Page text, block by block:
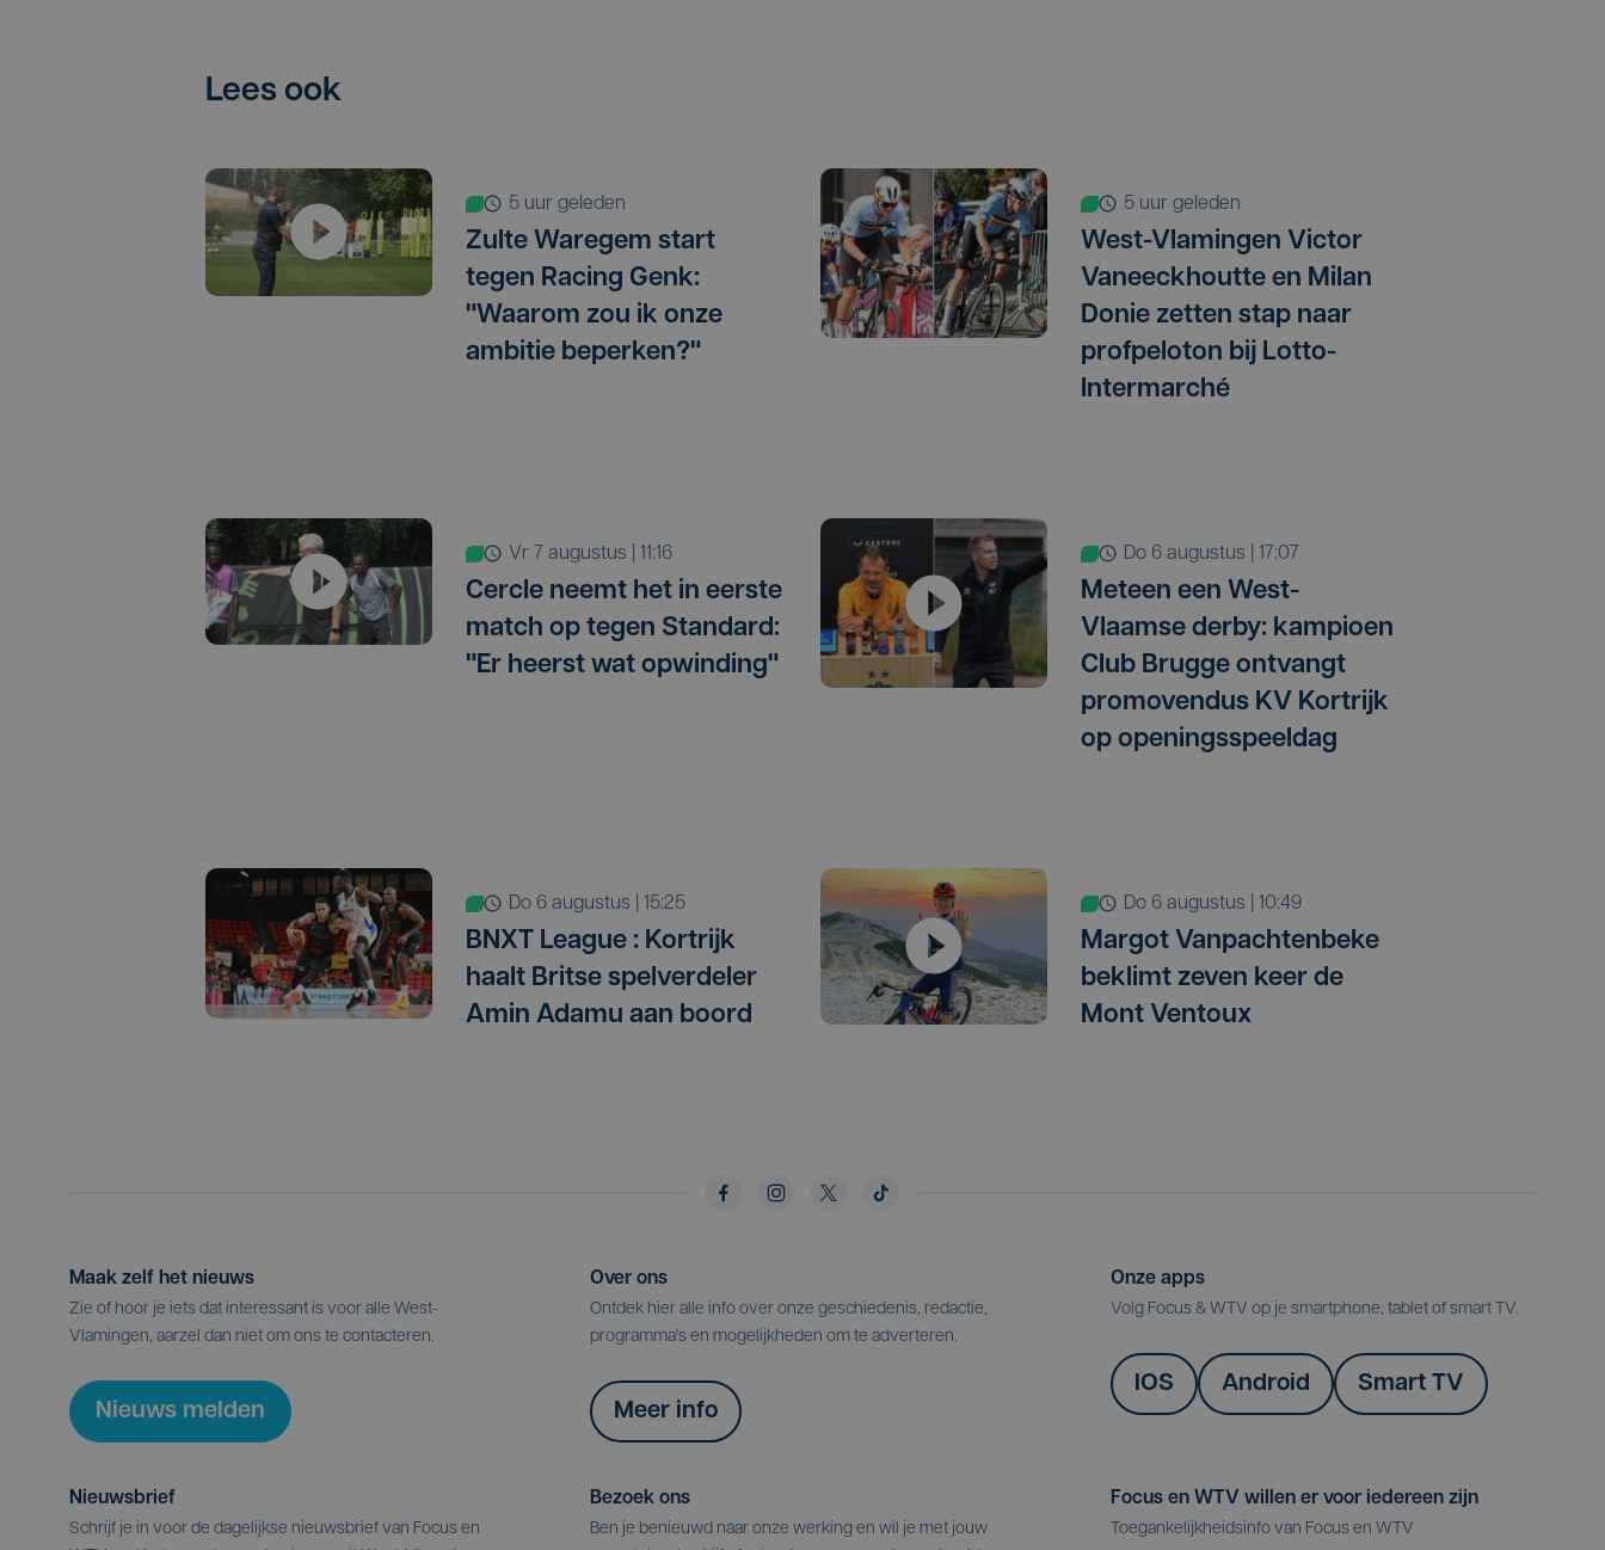
Lees ook
5 uur geleden
Zulte Waregem start
tegen Racing Genk:
"Waarom zou ik onze
ambitie beperken?"
5 uur geleden
West-Vlamingen Victor
Vaneeckhoutte en Milan
Donie zetten stap naar
profpeloton bij Lotto-
Intermarché
vr 7 augustus | 11:16
Cercle neemt het in eerste
match op tegen Standard:
"Er heerst wat opwinding"
do 6 augustus | 17:07
Meteen een West-
Vlaamse derby: kampioen
Club Brugge ontvangt
promovendus KV Kortrijk
op openingsspeeldag
do 6 augustus | 15:25
BNXT League : Kortrijk
haalt Britse spelverdeler
Amin Adamu aan boord
do 6 augustus | 10:49
Margot Vanpachtenbeke
beklimt zeven keer de
Mont Ventoux
Maak zelf het nieuws
Zie of hoor je iets dat interessant is voor alle West-
Vlamingen, aarzel dan niet om ons te contacteren.
Nieuws melden
Over ons
Ontdek hier alle info over onze geschiedenis, redactie,
programma's en mogelijkheden om te adverteren.
Meer info
Onze apps
Volg Focus & WTV op je smartphone, tablet of smart TV.
IOS Android Smart TV
Nieuwsbrief
Schrijf je in voor de dagelijkse nieuwsbrief van Focus en
Bezoek ons
Ben je benieuwd naar onze werking en wil je met jouw
Focus en WTV willen er voor iedereen zijn
Toegankelijkheidsinfo van Focus en WTV